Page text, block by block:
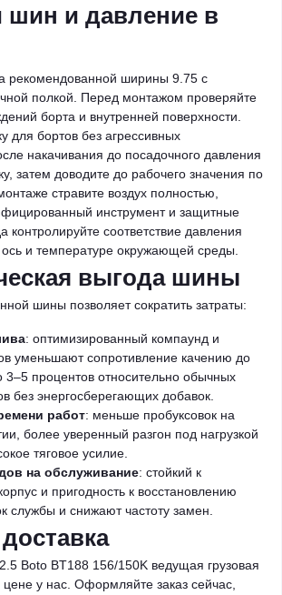
шин и давление в
рекомендованной ширины 9.75 с
полкой. Перед монтажом проверяйте
борта и внутренней поверхности.
для бортов без агрессивных
накачивания до посадочного давления
затем доводите до рабочего значения по
стравите воздух полностью,
инструмент и защитные
контролируйте соответствие давления
и температуре окружающей среды.
выгода шины
шины позволяет сократить затраты:
: оптимизированный компаунд и
уменьшают сопротивление качению до
3–5 процентов относительно обычных
без энергосберегающих добавок.
работ: меньше пробуксовок на
более уверенный разгон под нагрузкой
тяговое усилие.
на обслуживание: стойкий к
и пригодность к восстановлению
службы и снижают частоту замен.
Boto BT188 156/150K ведущая грузовая
у нас. Оформляйте заказ сейчас,